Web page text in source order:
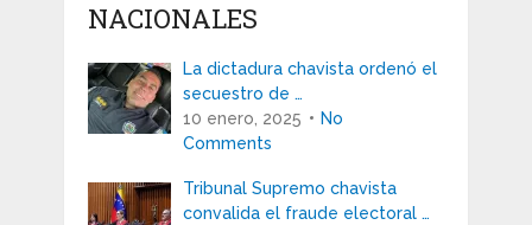
NACIONALES
La dictadura chavista ordenó el
secuestro de …
10 enero, 2025
No
Comments
Tribunal Supremo chavista
convalida el fraude electoral …